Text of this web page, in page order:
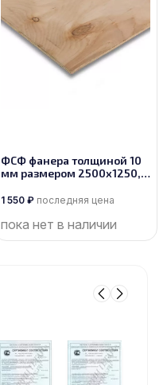
ФСФ фанера толщиной 10
мм размером 2500х1250,
1 550 ₽ последняя цена
пока нет в наличии